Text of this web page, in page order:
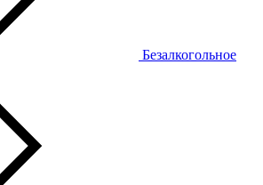
Безалкогольное